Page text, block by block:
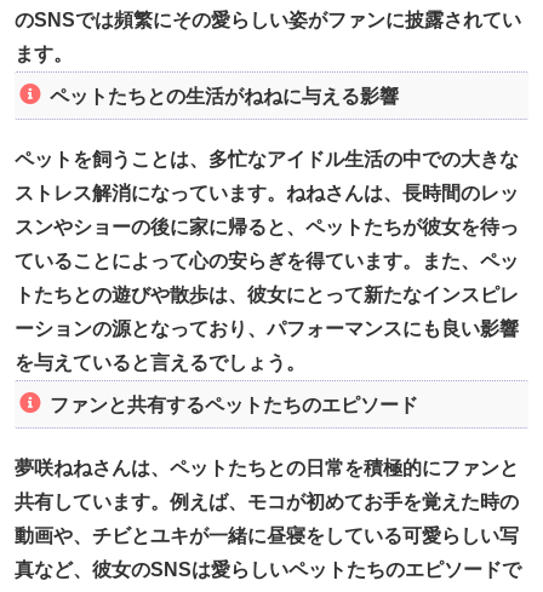
のSNSでは頻繁にその愛らしい姿がファンに披露されてい
ます。
ペットたちとの生活がねねに与える影響
ペットを飼うことは、多忙なアイドル生活の中での大きな
ストレス解消になっています。ねねさんは、長時間のレッ
スンやショーの後に家に帰ると、ペットたちが彼女を待っ
ていることによって心の安らぎを得ています。また、ペッ
トたちとの遊びや散歩は、彼女にとって新たなインスピレ
ーションの源となっており、パフォーマンスにも良い影響
を与えていると言えるでしょう。
ファンと共有するペットたちのエピソード
夢咲ねねさんは、ペットたちとの日常を積極的にファンと
共有しています。例えば、モコが初めてお手を覚えた時の
動画や、チビとユキが一緒に昼寝をしている可愛らしい写
真など、彼女のSNSは愛らしいペットたちのエピソードで